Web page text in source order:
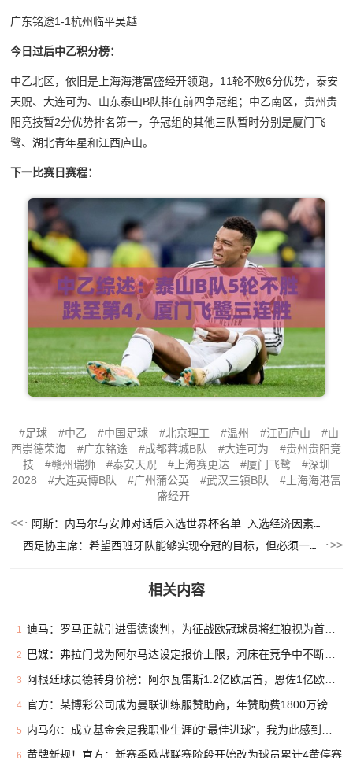
广东铭途1-1杭州临平吴越
今日过后中乙积分榜：
中乙北区，依旧是上海海港富盛经开领跑，11轮不败6分优势，泰安
天贶、大连可为、山东泰山B队排在前四争冠组；中乙南区，贵州贵
阳竞技暂2分优势排名第一，争冠组的其他三队暂时分别是厦门飞
鹭、湖北青年星和江西庐山。
下一比赛日赛程：
足球 中乙 中国足球 北京理工 温州 江西庐山
山
西崇德荣海
广东铭途 成都蓉城B队 大连可为
贵州贵阳竞
技
赣州瑞狮 泰安天贶 上海赛更达 厦门飞鹭
深圳
2028
大连英博B队 广州蒲公英 武汉三镇B队
上海海港富
盛经开
阿斯：内马尔与安帅对话后入选世界杯名单 入选经济因素不容忽视
西足协主席：希望西班牙队能够实现夺冠的目标，但必须一步一步来
相关内容
1 迪马：罗马正就引进雷德谈判，为征战欧冠球员将红狼视为首选下家
2 巴媒：弗拉门戈为阿尔马达设定报价上限，河床在竞争中不断抬价
3 阿根廷球员德转身价榜：阿尔瓦雷斯1.2亿欧居首，恩佐1亿欧次席
4 官方：某博彩公司成为曼联训练服赞助商，年赞助费1800万镑创新高
5 内马尔：成立基金会是我职业生涯的“最佳进球”，我为此感到自豪
6 黄牌新规！官方：新赛季欧战联赛阶段开始改为球员累计4黄停赛